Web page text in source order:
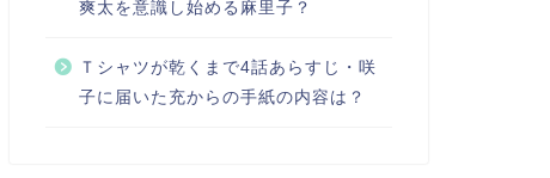
爽太を意識し始める麻里子？
Ｔシャツが乾くまで4話あらすじ・咲
子に届いた充からの手紙の内容は？